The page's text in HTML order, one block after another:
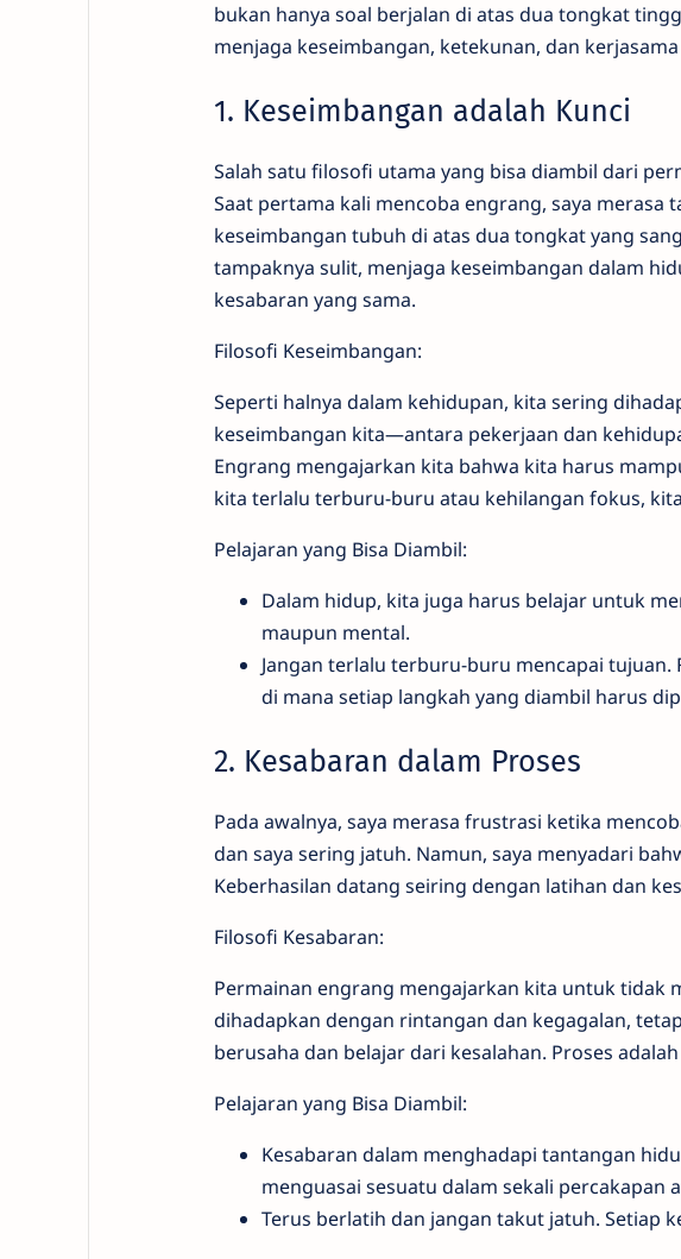
bukan hanya soal berjalan di atas dua tongkat
menjaga keseimbangan, ketekunan, dan
1. Keseimbangan adalah Kunci
Salah satu filosofi utama yang bisa diambil dari
Saat pertama kali mencoba engrang, saya merasa
keseimbangan tubuh di atas dua tongkat yang
tampaknya sulit, menjaga keseimbangan dalam
kesabaran yang sama.
Filosofi Keseimbangan:
Seperti halnya dalam kehidupan, kita sering
keseimbangan kita—antara pekerjaan dan
Engrang mengajarkan kita bahwa kita harus
kita terlalu terburu-buru atau kehilangan fokus,
Pelajaran yang Bisa Diambil:
Dalam hidup, kita juga harus belajar untuk
maupun mental.
Jangan terlalu terburu-buru mencapai
di mana setiap langkah yang diambil harus
2. Kesabaran dalam Proses
Pada awalnya, saya merasa frustrasi ketika
dan saya sering jatuh. Namun, saya menyadari
Keberhasilan datang seiring dengan latihan dan
Filosofi Kesabaran:
Permainan engrang mengajarkan kita untuk tidak
dihadapkan dengan rintangan dan kegagalan,
berusaha dan belajar dari kesalahan. Proses
Pelajaran yang Bisa Diambil:
Kesabaran dalam menghadapi tantangan
menguasai sesuatu dalam sekali percakapan
Terus berlatih dan jangan takut jatuh. Setiap